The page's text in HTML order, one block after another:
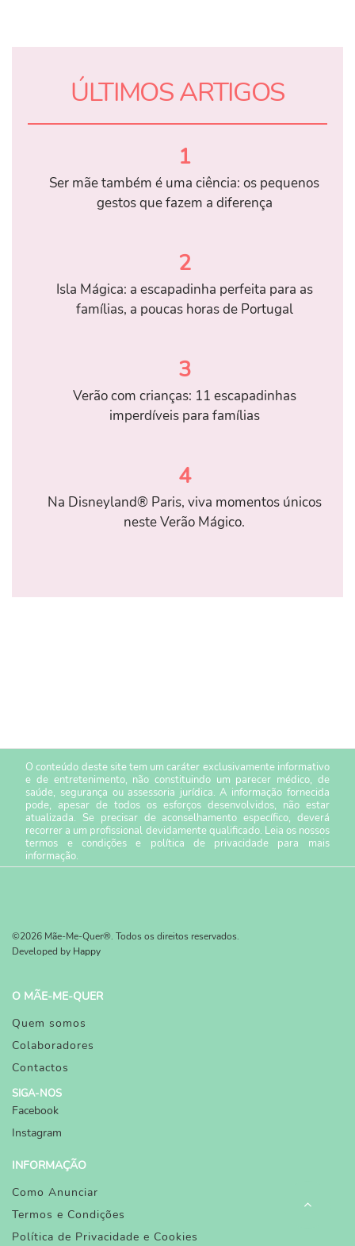
ÚLTIMOS ARTIGOS
1
Ser mãe também é uma ciência: os pequenos
gestos que fazem a diferença
2
Isla Mágica: a escapadinha perfeita para as
famílias, a poucas horas de Portugal
3
Verão com crianças: 11 escapadinhas
imperdíveis para famílias
4
Na Disneyland® Paris, viva momentos únicos
neste Verão Mágico.
O conteúdo deste site tem um caráter exclusivamente informativo
e de entretenimento, não constituindo um parecer médico, de
saúde, segurança ou assessoria jurídica. A informação fornecida
pode, apesar de todos os esforços desenvolvidos, não estar
atualizada. Se precisar de aconselhamento específico, deverá
recorrer a um profissional devidamente qualificado. Leia os nossos
termos e condiçõese política de privacidade para mais
informação.
©2026 Mãe-Me-Quer®. Todos os direitos reservados.
Developed by Happy
O MÃE-ME-QUER
Quem somos
Colaboradores
Contactos
SIGA-NOS
Facebook
Instagram
INFORMAÇÃO
Como Anunciar
Termos e Condições
Política de Privacidade e Cookies